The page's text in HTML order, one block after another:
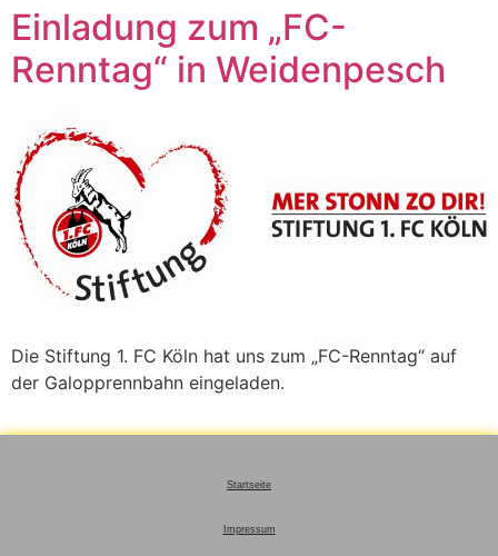
Einladung zum „FC-
Renntag“ in Weidenpesch
Die Stiftung 1. FC Köln hat uns zum „FC-Renntag“ auf
der Galopprennbahn eingeladen.
Startseite
Impressum